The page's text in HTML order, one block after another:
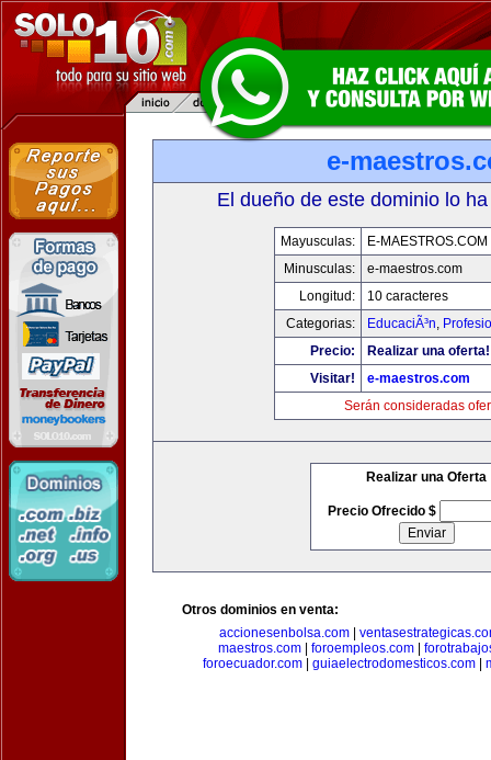
e-
El dueño de este dominio lo
Mayusculas:
E-MAESTROS.COM
Minusculas:
e-maestros.com
Longitud:
10 caracteres
Categorias:
EducaciÃ³n,
Precio:
Realizar una oferta!
Visitar!
e-maestros.com
Serán consideradas
Realizar una Oferta
Precio Ofrecido $
Otros dominios en venta:
accionesenbolsa.com|
maestros.com| foroempleos.com|
foroecuador.com| guiaelectrodomesticos.com|